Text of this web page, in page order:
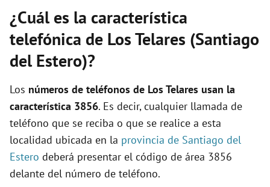
¿Cuál es la característica
telefónica de Los Telares (Santiago
del Estero)?
Los números de teléfonos de Los Telares usan la
característica 3856. Es decir, cualquier llamada de
teléfono que se reciba o que se realice a esta
localidad ubicada en la provincia de Santiago del
Estero deberá presentar el código de área 3856
delante del número de teléfono.